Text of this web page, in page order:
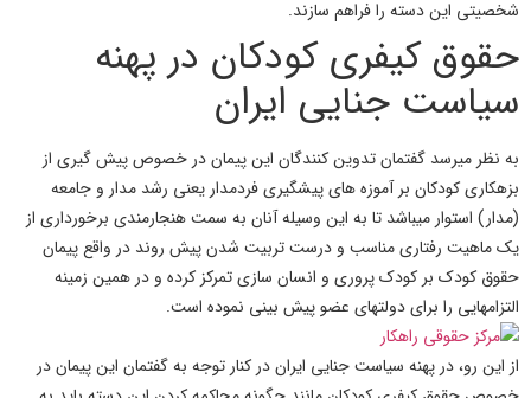
شخصیتی این دسته را فراهم سازند.
حقوق کیفری کودکان در پهنه
سیاست جنایی ایران
به نظر میرسد گفتمان تدوین کنندگان این پیمان در خصوصپیش گیری از
بزهکاری کودکان بر آموزه هایپیشگیری فردمدار یعنی رشد مدار و جامعه
(مدار) استوار میباشد تا به این وسیله آنان به سمت هنجارمندی برخورداری از
یک ماهیت رفتاری مناسب و درست تربیت شدن پیش روند در واقع پیمان
حقوق کودک بر کودک پروری و انسان سازی تمرکز کرده و در همین زمینه
التزامهایی را برای دولتهای عضو پیش بینی نموده است.
از این رو، در پهنه سیاست جنایی ایراندر کنار توجه به گفتمان این پیمان در